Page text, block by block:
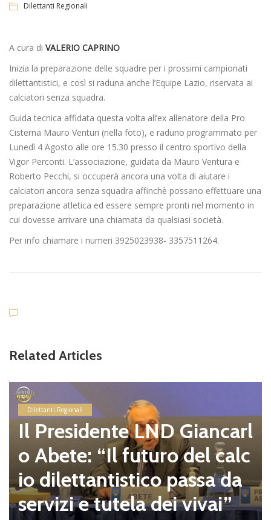
Dilettanti Regionali
A cura di VALERIO CAPRINO
Inizia la preparazione delle squadre per i prossimi campionati
dilettantistici, e così si raduna anche l’Equipe Lazio, riservata ai
calciatori senza squadra.
Guida tecnica affidata questa volta all’ex allenatore della Pro
Cisterna Mauro Venturi (nella foto), e raduno programmato per
Lunedì 4 Agosto alle ore 15.30 presso il centro sportivo della
Vigor Perconti. L’associazione, guidata da Mauro Ventura e
Roberto Pecchi, si occuperà ancora una volta di aiutare i
calciatori ancora senza squadra affinchè possano effettuare una
preparazione atletica ed essere sempre pronti nel momento in
cui dovesse arrivare una chiamata da qualsiasi società.
Per info chiamare i numeri 3925023938- 3357511264.
Related Articles
Dilettanti Regionali
Il Presidente LND Giancarl
o Abete: “Il futuro del calc
io dilettantistico passa da
servizi e tutela dei vivai”